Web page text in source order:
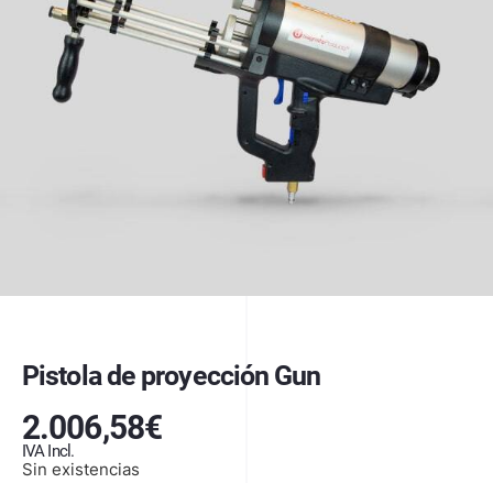
Pistola de proyección Gun
2.006,58€
IVA Incl.
Sin existencias